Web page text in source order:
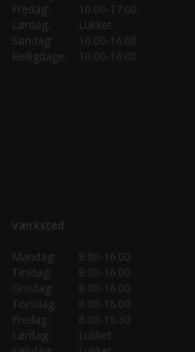
Fredag:
10.00-17.00
Lørdag:
Lukket
Søndag:
10.00-16.00
Helligdage:
10.00-16.00
Værksted:
Mandag:
8.00-16.00
Tirsdag:
8.00-16.00
Onsdag:
8.00-16.00
Torsdag:
8.00-16.00
Fredag:
8.00-15.30
Lørdag:
Lukket